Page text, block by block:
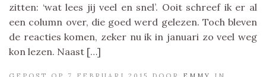
zitten: ‘wat lees jij veel en snel’. Ooit schreef ik er al
een column over, die goed werd gelezen. Toch bleven
de reacties komen, zeker nu ik in januari zo veel weg
kon lezen. Naast […]